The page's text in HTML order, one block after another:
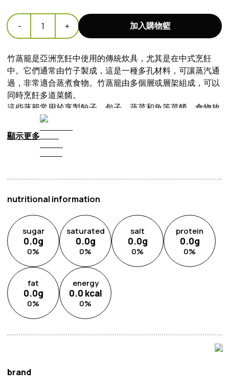
- 1 + 加入購物籃
竹蒸籠是亞洲烹飪中使用的傳統炊具，尤其是在中式烹飪
中。它們通常由竹子製成，這是一種多孔材料，可讓蒸汽通
過，非常適合蒸煮食物。竹蒸籠由多個層或層架組成，可以
同時烹飪多道菜餚。
這些蒸籠常用於烹製餃子、包子、蔬菜和魚等菜餚。食物放
在每層內的托盤或盤子上，蒸汽透過蒸籠多孔的底部上升，
溫和而均勻地烹煮食物。
它們還環保、輕巧且易於使用。此外，竹蒸籠可堆疊的設計
可以高效烹飪大量食物，使其成為家庭廚房和專業環境中的
顯示更多
nutritional information
sugar
0.0g
0%
saturated
0.0g
0%
salt
0.0g
0%
protein
0.0g
0%
fat
0.0g
0%
energy
0.0 kcal
0%
brand